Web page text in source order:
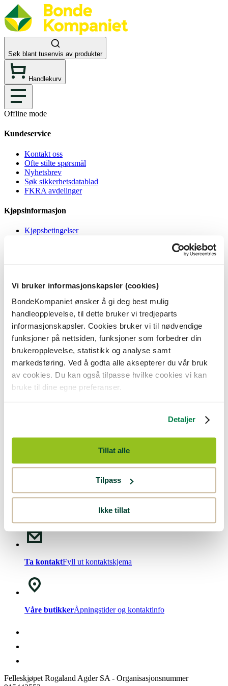
Vi bruker informasjonskapsler (cookies)
BondeKompaniet ønsker å gi deg best mulig
handleopplevelse, til dette bruker vi tredjeparts
informasjonskapsler. Cookies bruker vi til nødvendige
funksjoner på nettsiden, funksjoner som forbedrer din
brukeropplevelse, statistikk og analyse samt
markedsføring. Ved å godta alle aksepterer du vår bruk
av cookies. Du kan også tilpasse hvilke cookies vi kan
bruke til dine egne preferanser.
Detaljer
Tillat alle
Tilpass
Ikke tillat
Søk blant tusenvis av produkter
Handlekurv
Offline mode
Kundeservice
Kontakt oss
Ofte stilte spørsmål
Nyhetsbrev
Søk sikkerhetsdatablad
FKRA avdelinger
Kjøpsinformasjon
Kjøpsbetingelser
Informasjonskapsler
BondeKompaniet
Våre butikker
Presse
Ledige stillinger
Bonde og bedriftskunde
BondeKompaniet erFelleskjøpet Rogaland Agdersitt butikkonsept
BondeKompaniet har det du trenger av praktisk utstyr, reparasjon og
gode råd innenfor hus og hage, fritid, kjæledyr og landbruk.
Nyhetsbrev!Meld deg på vårtnyhetsbrev.
Mandag - Fredag kl. 08-15
Ta kontaktFyll ut kontaktskjema
Våre butikkerÅpningstider og kontaktinfo
Felleskjøpet Rogaland Agder SA - Organisasjonsnummer